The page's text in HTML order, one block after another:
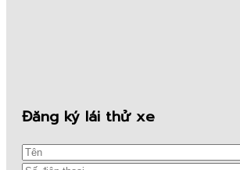
Đăng ký lái thử xe